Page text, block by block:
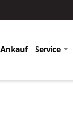
Ankauf Service